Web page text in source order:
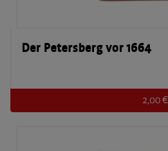
Der Petersberg vor 1664
2,00 €